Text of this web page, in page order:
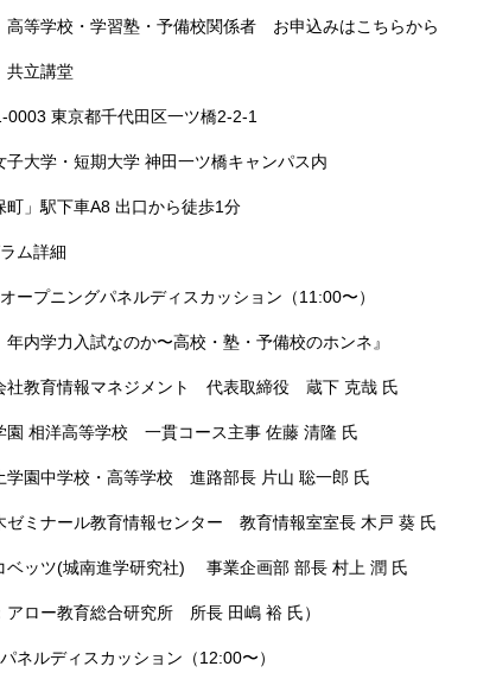
高等学校・学習塾・予備校関係者 お申込みはこちらから
共立講堂
東京都千代田区一ツ橋2-2-1
大学・短期大学 神田一ツ橋キャンパス内
」駅下車A8 出口から徒歩1分
ム詳細
ープニングパネルディスカッション（11:00〜）
年内学力入試なのか〜高校・塾・予備校のホンネ』
社教育情報マネジメント 代表取締役 蔵下 克哉 氏
園 相洋高等学校 一貫コース主事 佐藤 清隆 氏
学園中学校・高等学校 進路部長 片山 聡一郎 氏
ゼミナール教育情報センター 教育情報室室長 木戸 葵 氏
ベッツ(城南進学研究社) 事業企画部 部長 村上 潤 氏
アロー教育総合研究所 所長 田嶋 裕 氏）
ネルディスカッション（12:00〜）